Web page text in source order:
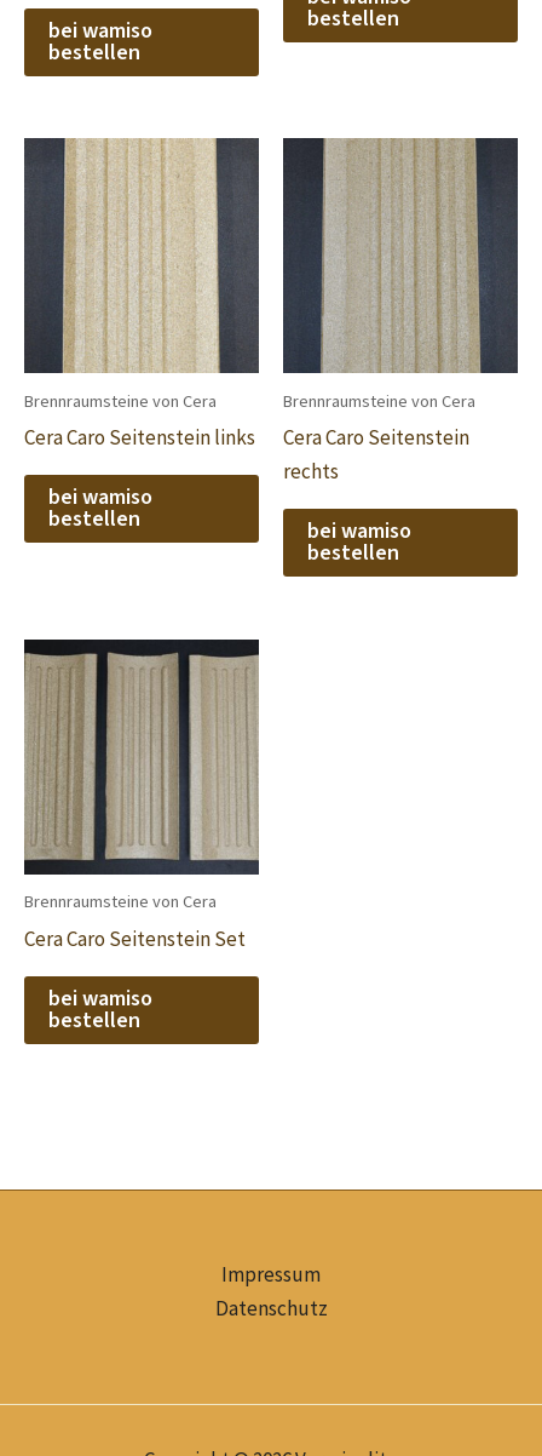
bei wamiso
bestellen
bestellen
Brennraumsteine von Cera
Cera Caro Seitenstein links
bei wamiso
bestellen
Brennraumsteine von Cera
Cera Caro Seitenstein
rechts
bei wamiso
bestellen
Brennraumsteine von Cera
Cera Caro Seitenstein Set
bei wamiso
bestellen
Impressum
Datenschutz